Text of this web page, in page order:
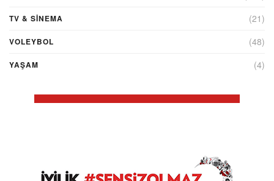
TV & SINEMA (21)
VOLEYBOL (48)
YAŞAM (4)